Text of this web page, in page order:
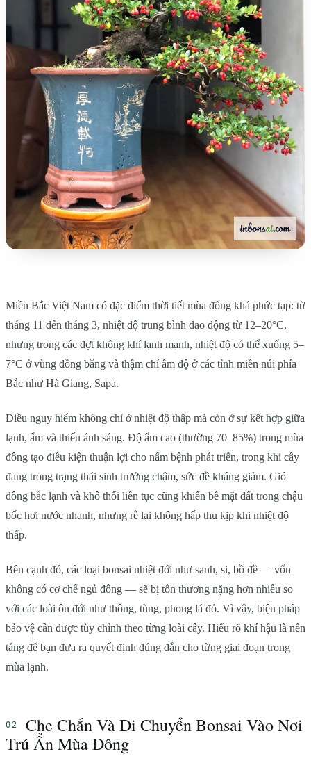
Miền Bắc Việt Nam có đặc điểm thời tiết mùa đông khá phức tạp: từ
tháng 11 đến tháng 3, nhiệt độ trung bình dao động từ 12–20°C,
nhưng trong các đợt không khí lạnh mạnh, nhiệt độ có thể xuống 5–
7°C ở vùng đồng bằng và thậm chí âm độ ở các tỉnh miền núi phía
Bắc như Hà Giang, Sapa.
Điều nguy hiểm không chỉ ở nhiệt độ thấp mà còn ở sự kết hợp giữa
lạnh, ẩm và thiếu ánh sáng. Độ ẩm cao (thường 70–85%) trong mùa
đông tạo điều kiện thuận lợi cho nấm bệnh phát triển, trong khi cây
đang trong trạng thái sinh trưởng chậm, sức đề kháng giảm. Gió
đông bắc lạnh và khô thổi liên tục cũng khiến bề mặt đất trong chậu
bốc hơi nước nhanh, nhưng rễ lại không hấp thu kịp khi nhiệt độ
thấp.
Bên cạnh đó, các loại bonsai nhiệt đới như sanh, si, bồ đề — vốn
không có cơ chế ngủ đông — sẽ bị tổn thương nặng hơn nhiều so
với các loài ôn đới như thông, tùng, phong lá đỏ. Vì vậy, biện pháp
bảo vệ cần được tùy chỉnh theo từng loài cây. Hiểu rõ khí hậu là nền
tảng để bạn đưa ra quyết định đúng đắn cho từng giai đoạn trong
mùa lạnh.
Che Chắn Và Di Chuyển Bonsai Vào Nơi
Trú Ẩn Mùa Đông